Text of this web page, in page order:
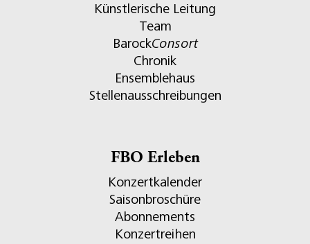
Künstlerische Leitung
Team
BarockConsort
Chronik
Ensemblehaus
Stellenausschreibungen
FBO Erleben
Konzertkalender
Saisonbroschüre
Abonnements
Konzertreihen